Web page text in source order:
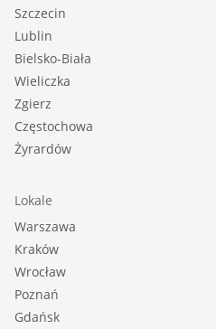
Szczecin
Lublin
Bielsko-Biała
Wieliczka
Zgierz
Częstochowa
Żyrardów
Lokale
Warszawa
Kraków
Wrocław
Poznań
Gdańsk